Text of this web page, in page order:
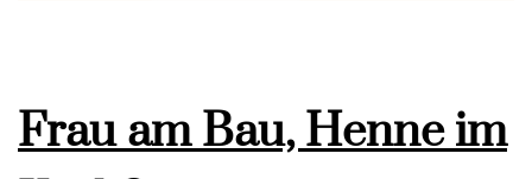
Frau am Bau, Henne im